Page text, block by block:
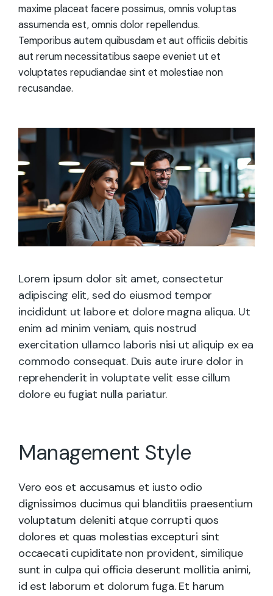
maxime placeat facere possimus, omnis voluptas
assumenda est, omnis dolor repellendus.
Temporibus autem quibusdam et aut officiis debitis
aut rerum necessitatibus saepe eveniet ut et
voluptates repudiandae sint et molestiae non
recusandae.
Lorem ipsum dolor sit amet, consectetur
adipiscing elit, sed do eiusmod tempor
incididunt ut labore et dolore magna aliqua. Ut
enim ad minim veniam, quis nostrud
exercitation ullamco laboris nisi ut aliquip ex ea
commodo consequat. Duis aute irure dolor in
reprehenderit in voluptate velit esse cillum
dolore eu fugiat nulla pariatur.
Management Style
Vero eos et accusamus et iusto odio
dignissimos ducimus qui blanditiis praesentium
voluptatum deleniti atque corrupti quos
dolores et quas molestias excepturi sint
occaecati cupiditate non provident, similique
sunt in culpa qui officia deserunt mollitia animi,
id est laborum et dolorum fuga. Et harum